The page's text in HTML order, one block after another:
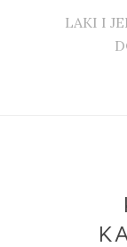
LAKI I